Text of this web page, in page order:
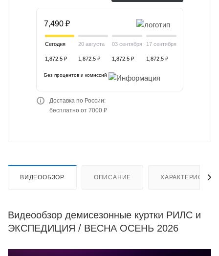
7,490 ₽
Сегодня
1,872.5 ₽
20 августа
1,872.5 ₽
03 сентября
1,872.5 ₽
17 сентября
1,872,5 ₽
Без процентов и комиссий
Доставка по России:
бесплатно от 7000 ₽
ВИДЕООБЗОР ОПИСАНИЕ
Видеообзор демисезонные куртки РИЛС и
ЭКСПЕДИЦИЯ / ВЕСНА ОСЕНЬ 2026